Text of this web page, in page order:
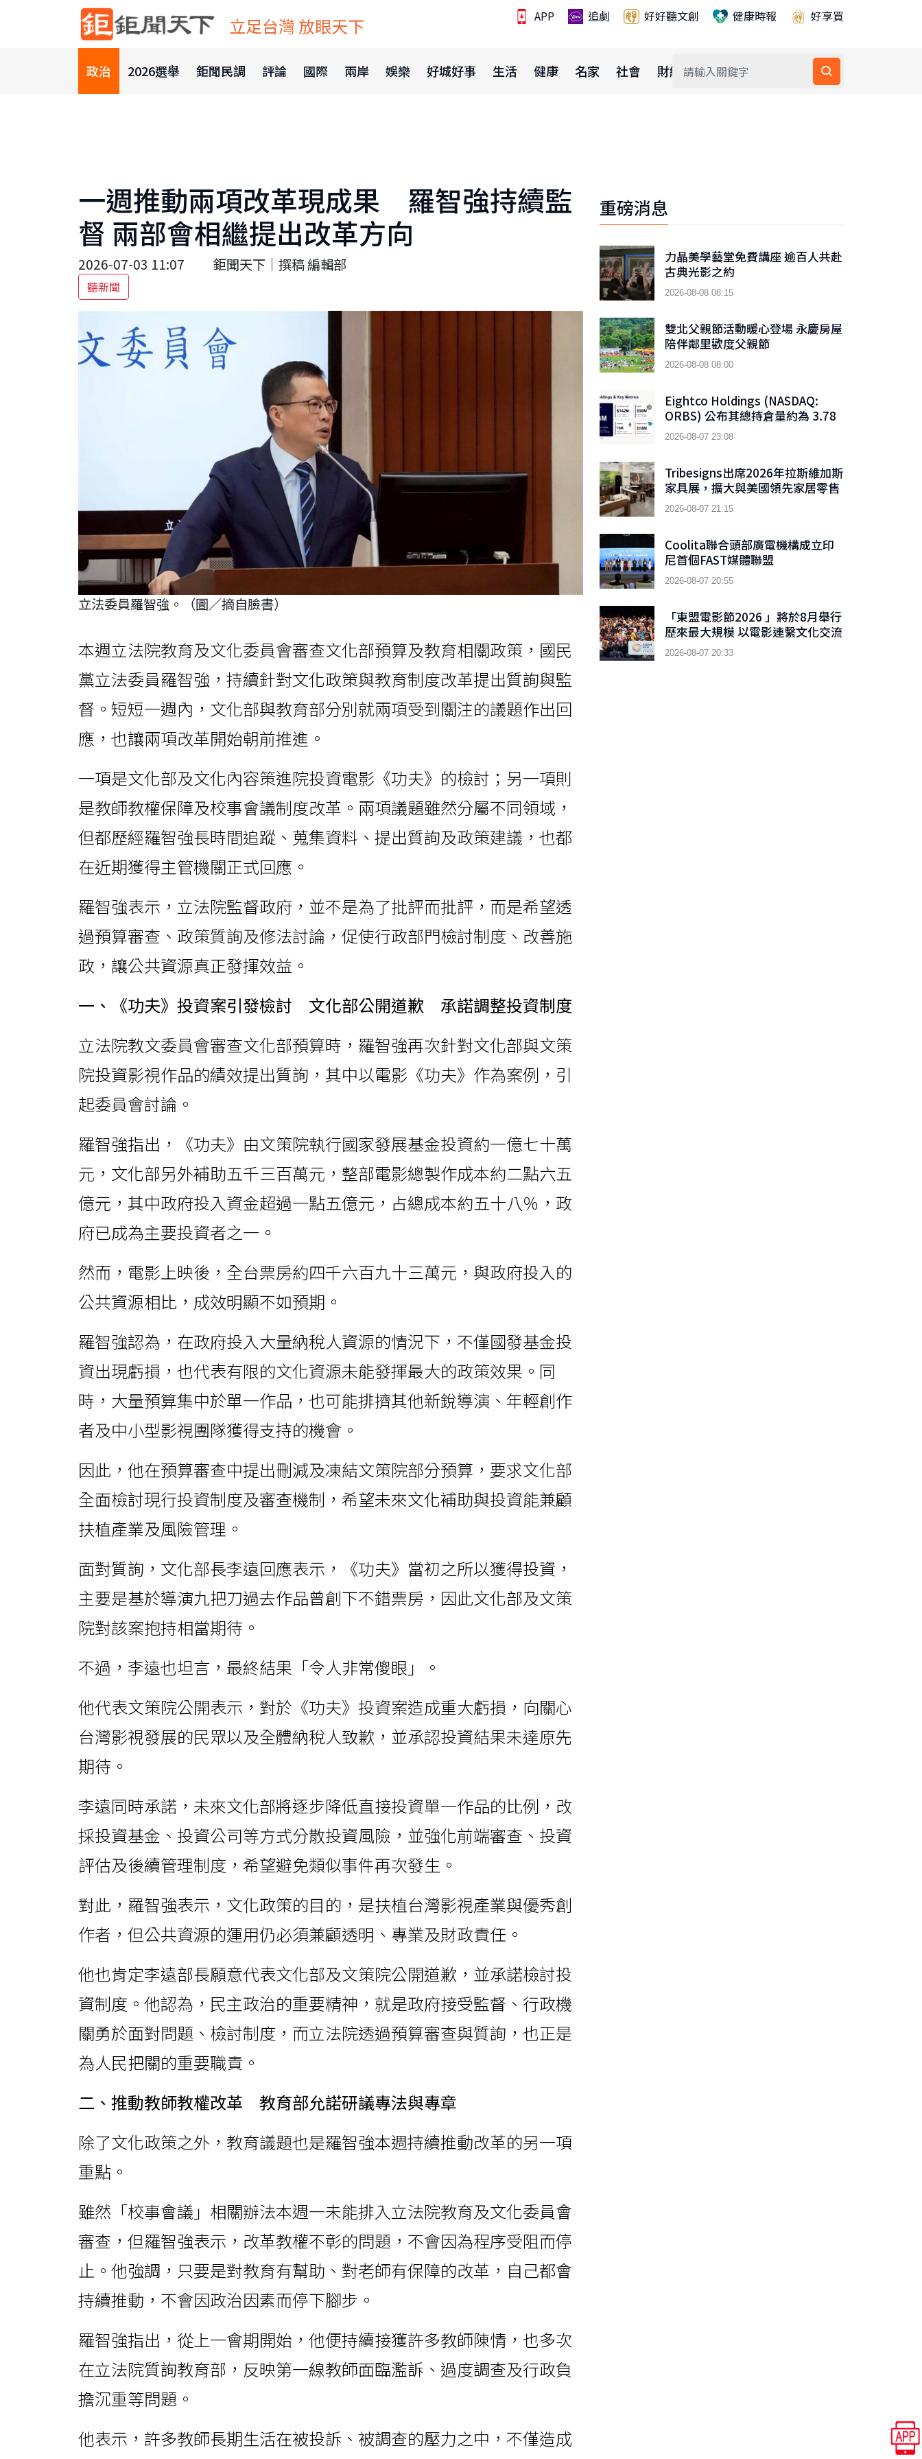
立足台灣 放眼天下 APP 追劇 好好聽文創 健康時報 好享買
政治 2026選舉 鉅聞民調 評論 國際 兩岸 娛樂 好城好事 生活 健康 名家 社會 財經 公益
一週推動兩項改革現成果 羅智強持續監
督 兩部會相繼提出改革方向
2026-07-03 11:07 鉅聞天下｜撰稿 編輯部
聽新聞
立法委員羅智強。（圖／摘自臉書）
本週立法院教育及文化委員會審查文化部預算及教育相關政策，國民
黨立法委員羅智強，持續針對文化政策與教育制度改革提出質詢與監
督。短短一週內，文化部與教育部分別就兩項受到關注的議題作出回
應，也讓兩項改革開始朝前推進。
一項是文化部及文化內容策進院投資電影《功夫》的檢討；另一項則
是教師教權保障及校事會議制度改革。兩項議題雖然分屬不同領域，
但都歷經羅智強長時間追蹤、蒐集資料、提出質詢及政策建議，也都
在近期獲得主管機關正式回應。
羅智強表示，立法院監督政府，並不是為了批評而批評，而是希望透
過預算審查、政策質詢及修法討論，促使行政部門檢討制度、改善施
政，讓公共資源真正發揮效益。
一、《功夫》投資案引發檢討 文化部公開道歉 承諾調整投資制度
立法院教文委員會審查文化部預算時，羅智強再次針對文化部與文策
院投資影視作品的績效提出質詢，其中以電影《功夫》作為案例，引
起委員會討論。
羅智強指出，《功夫》由文策院執行國家發展基金投資約一億七十萬
元，文化部另外補助五千三百萬元，整部電影總製作成本約二點六五
億元，其中政府投入資金超過一點五億元，占總成本約五十八％，政
府已成為主要投資者之一。
然而，電影上映後，全台票房約四千六百九十三萬元，與政府投入的
公共資源相比，成效明顯不如預期。
羅智強認為，在政府投入大量納稅人資源的情況下，不僅國發基金投
資出現虧損，也代表有限的文化資源未能發揮最大的政策效果。同
時，大量預算集中於單一作品，也可能排擠其他新銳導演、年輕創作
者及中小型影視團隊獲得支持的機會。
因此，他在預算審查中提出刪減及凍結文策院部分預算，要求文化部
全面檢討現行投資制度及審查機制，希望未來文化補助與投資能兼顧
扶植產業及風險管理。
面對質詢，文化部長李遠回應表示，《功夫》當初之所以獲得投資，
主要是基於導演九把刀過去作品曾創下不錯票房，因此文化部及文策
院對該案抱持相當期待。
不過，李遠也坦言，最終結果「令人非常傻眼」。
他代表文策院公開表示，對於《功夫》投資案造成重大虧損，向關心
台灣影視發展的民眾以及全體納稅人致歉，並承認投資結果未達原先
期待。
李遠同時承諾，未來文化部將逐步降低直接投資單一作品的比例，改
採投資基金、投資公司等方式分散投資風險，並強化前端審查、投資
評估及後續管理制度，希望避免類似事件再次發生。
對此，羅智強表示，文化政策的目的，是扶植台灣影視產業與優秀創
作者，但公共資源的運用仍必須兼顧透明、專業及財政責任。
他也肯定李遠部長願意代表文化部及文策院公開道歉，並承諾檢討投
資制度。他認為，民主政治的重要精神，就是政府接受監督、行政機
關勇於面對問題、檢討制度，而立法院透過預算審查與質詢，也正是
為人民把關的重要職責。
二、推動教師教權改革 教育部允諾研議專法與專章
除了文化政策之外，教育議題也是羅智強本週持續推動改革的另一項
重點。
雖然「校事會議」相關辦法本週一未能排入立法院教育及文化委員會
審查，但羅智強表示，改革教權不彰的問題，不會因為程序受阻而停
止。他強調，只要是對教育有幫助、對老師有保障的改革，自己都會
持續推動，不會因政治因素而停下腳步。
羅智強指出，從上一會期開始，他便持續接獲許多教師陳情，也多次
在立法院質詢教育部，反映第一線教師面臨濫訴、過度調查及行政負
擔沉重等問題。
他表示，許多教師長期生活在被投訴、被調查的壓力之中，不僅造成
重磅消息
力晶美學藝堂免費講座 逾百人共赴
古典光影之約
2026-08-08 08:15
雙北父親節活動暖心登場 永慶房屋
陪伴鄰里歡度父親節
2026-08-08 08:00
Eightco Holdings (NASDAQ:
ORBS) 公布其總持倉量約為 3.78
億美元，當中包括 OpenAI、
Beast Industries、超過 16,000
2026-08-07 23:08
Tribesigns出席2026年拉斯維加斯
家具展，擴大與美國領先家居零售
商的合作
2026-08-07 21:15
Coolita聯合頭部廣電機構成立印
尼首個FAST媒體聯盟
2026-08-07 20:55
「東盟電影節2026 」將於8月舉行
歷來最大規模 以電影連繫文化交流
2026-08-07 20:33